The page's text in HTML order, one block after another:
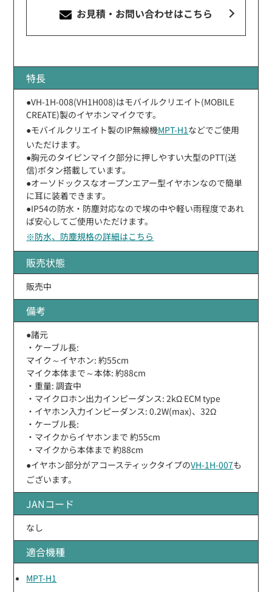
お見積・お問い合わせはこちら
特長
●VH-1H-008(VH1H008)はモバイルクリエイト(MOBILE
CREATE)製のイヤホンマイクです。
●モバイルクリエイト製のIP無線機MPT-H1 などでご使用
いただけます。
●胸元のタイピンマイク部分に押しやすい大型のPTT(送
信)ボタン搭載しています。
●オーソドックスなオープンエアー型イヤホンなので簡単
に耳に装着できます。
●IP54の防水・防塵対応なので埃の中や軽い雨程度であれ
ば安心してご使用いただけます。
※防水、防塵規格の詳細はこちら
販売状態
販売中
備考
●諸元
・ケーブル長:
マイク～イヤホン: 約55cm
マイク本体まで～本体: 約88cm
・重量: 調査中
・マイクロホン出力インピーダンス: 2kΩ ECM type
・イヤホン入力インピーダンス: 0.2W(max)、32Ω
・ケーブル長:
・マイクからイヤホンまで 約55cm
・マイクから本体まで 約88cm
●イヤホン部分がアコースティックタイプのVH-1H-007も
ございます。
JANコード
なし
適合機種
MPT-H1